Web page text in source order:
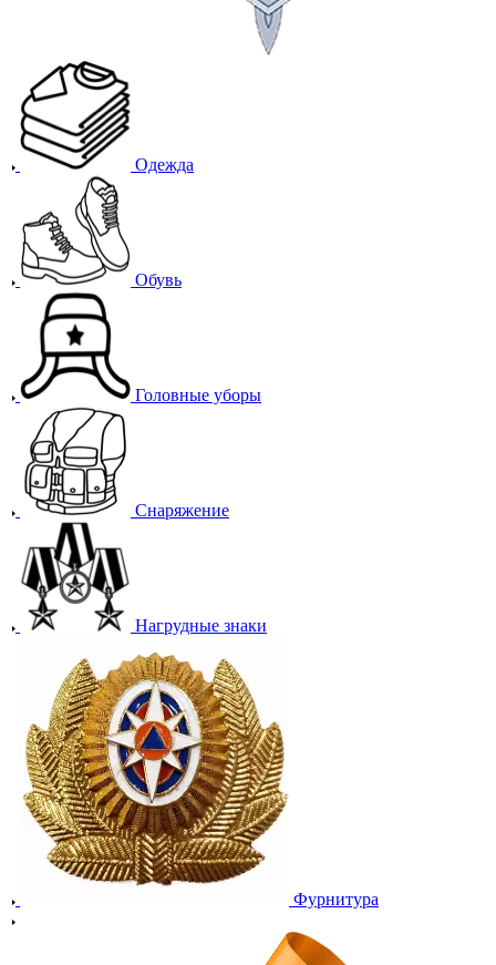
Одежда
Обувь
Головные уборы
Снаряжение
Нагрудные знаки
Фурнитура